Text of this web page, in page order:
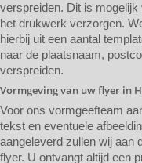
verspreiden. Dit is
het drukwerk verzorgen.
hierbij uit een aantal
naar de plaatsnaam,
verspreiden.
Vormgeving van uw flyer in
Voor ons vormgeefteam
tekst en eventuele
aangeleverd zullen wij aan
flyer. U ontvangt altijd een